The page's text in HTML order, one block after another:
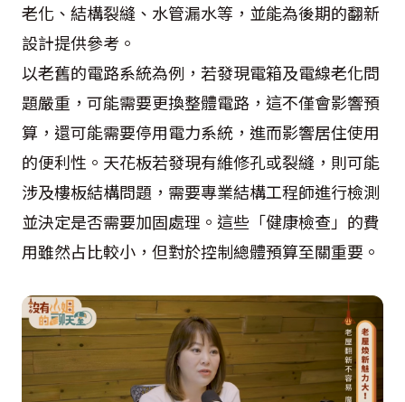
老化、結構裂縫、水管漏水等，並能為後期的翻新
設計提供參考。
以老舊的電路系統為例，若發現電箱及電線老化問
題嚴重，可能需要更換整體電路，這不僅會影響預
算，還可能需要停用電力系統，進而影響居住使用
的便利性。天花板若發現有維修孔或裂縫，則可能
涉及樓板結構問題，需要專業結構工程師進行檢測
並決定是否需要加固處理。這些「健康檢查」的費
用雖然占比較小，但對於控制總體預算至關重要。